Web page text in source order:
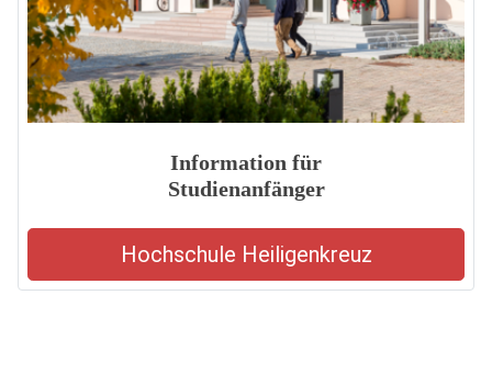
Information für
Studienanfänger
Hochschule Heiligenkreuz